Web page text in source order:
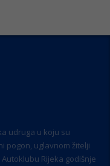
udruga u koju su
pogon, uglavnom žitelji
Rijeka godišnje